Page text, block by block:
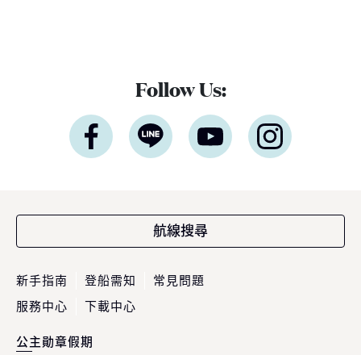
Follow Us:
航線搜尋
新手指南 登船需知
常見問題
服務中心
下載中心
公主勛章假期